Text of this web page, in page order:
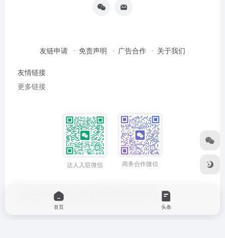
友链申请 免责声明 广告合作 关于我们
友情链接
更多链接
达人入驻微信 商务合作微信
Copyright © 2026
首页 头条